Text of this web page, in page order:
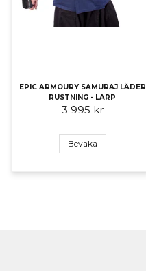
EPIC ARMOURY SAMURAJ LÄDER
RUSTNING - LARP
3 995 kr
Bevaka